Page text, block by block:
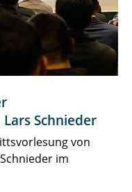
Schnieder
von
im